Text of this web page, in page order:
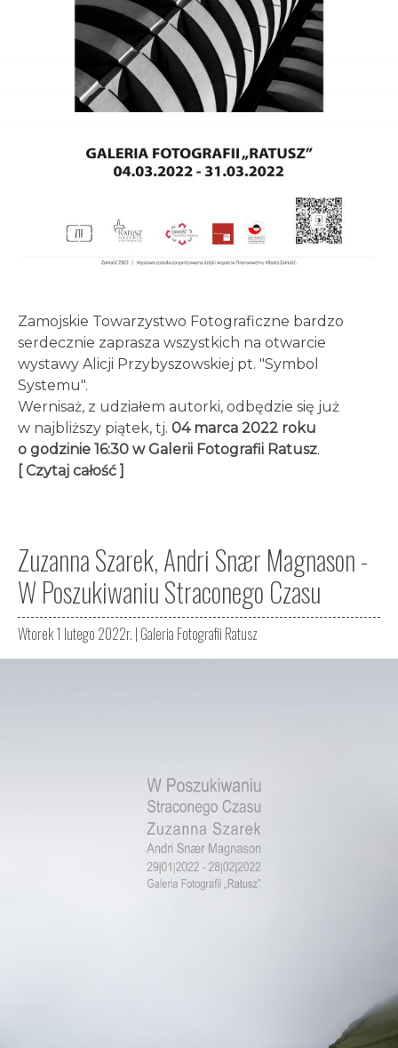
Zamojskie Towarzystwo Fotograficzne bardzo
serdecznie zaprasza wszystkich na otwarcie
wystawy Alicji Przybyszowskiej pt. "Symbol
Systemu".
Wernisaż, z udziałem autorki, odbędzie się już
w najbliższy piątek, tj. 04 marca 2022 roku
o godzinie 16:30 w Galerii Fotografii Ratusz.
[ Czytaj całość ]
Zuzanna Szarek, Andri Snær Magnason -
W Poszukiwaniu Straconego Czasu
Wtorek 1 lutego 2022r. | Galeria Fotografii Ratusz